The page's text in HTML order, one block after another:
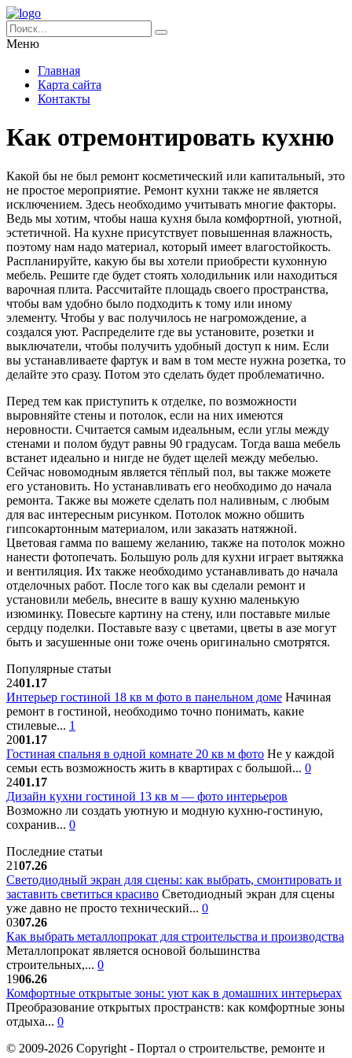
Меню
Главная
Карта сайта
Контакты
Как отремонтировать кухню
Какой бы не был ремонт косметический или капитальный, это
не простое мероприятие. Ремонт кухни также не является
исключением. Здесь необходимо учитывать многие факторы.
Ведь мы хотим, чтобы наша кухня была комфортной, уютной,
эстетичной. На кухне присутствует повышенная влажность,
поэтому нам надо материал, который имеет влагостойкость.
Распланируйте, какую бы вы хотели приобрести кухонную
мебель. Решите где будет стоять холодильник или находиться
варочная плита. Рассчитайте площадь своего пространства,
чтобы вам удобно было подходить к тому или иному
элементу. Чтобы у вас получилось не нагромождение, а
создался уют. Распределите где вы установите, розетки и
выключатели, чтобы получить удобный доступ к ним. Если
вы устанавливаете фартук и вам в том месте нужна розетка, то
делайте это сразу. Потом это сделать будет проблематично.
Перед тем как приступить к отделке, по возможности
выровняйте стены и потолок, если на них имеются
неровности. Считается самым идеальным, если углы между
стенами и полом будут равны 90 градусам. Тогда ваша мебель
встанет идеально и нигде не будет щелей между мебелью.
Сейчас новомодным является тёплый пол, вы также можете
его установить. Но устанавливать его необходимо до начала
ремонта. Также вы можете сделать пол наливным, с любым
для вас интересным рисунком. Потолок можно обшить
гипсокартонным материалом, или заказать натяжной.
Цветовая гамма по вашему желанию, также на потолок можно
нанести фотопечать. Большую роль для кухни играет вытяжка
и вентиляция. Их также необходимо устанавливать до начала
отделочных работ. После того как вы сделали ремонт и
установили мебель, внесите в вашу кухню маленькую
изюминку. Повесьте картину на стену, или поставьте милые
сердцу поделки. Поставьте вазу с цветами, цветы в азе могут
быть и засушенные они тоже очень оригинально смотрятся.
Популярные статьи
2401.17
Интерьер гостиной 18 кв м фото в панельном доме Начиная
ремонт в гостиной, необходимо точно понимать, какие
стилевые... 1
2001.17
Гостиная спальня в одной комнате 20 кв м фото Не у каждой
семьи есть возможность жить в квартирах с большой... 0
2401.17
Дизайн кухни гостиной 13 кв м — фото интерьеров
Возможно ли создать уютную и модную кухню-гостиную,
сохранив... 0
Последние статьи
2107.26
Светодиодный экран для сцены: как выбрать, смонтировать и
заставить светиться красиво Светодиодный экран для сцены
уже давно не просто технический... 0
0307.26
Как выбрать металлопрокат для строительства и производства
Металлопрокат является основой большинства
строительных,... 0
1906.26
Комфортные открытые зоны: уют как в домашних интерьерах
Преобразование открытых пространств: как комфортные зоны
отдыха... 0
© 2009-2026 Copyright - Портал о строительстве, ремонте и